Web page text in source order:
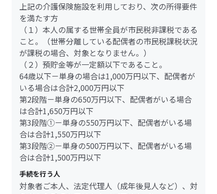
上記の介護保険施設を利用しており、次の所得要件
を満たす方
（１）本人の属する世帯全員が市民税非課税である
こと。（世帯分離している配偶者の市民税課税状況
が課税の場合、対象となりません。）
（２）預貯金等が一定額以下であること。
64歳以下－単身の場合は1,000万円以下、配偶者が
いる場合は合計2,000万円以下
第2段階－単身の650万円以下、配偶者がいる場合
は合計1,650万円以下
第3段階①－単身の550万円以下、配偶者がいる場
合は合計1,550万円以下
第3段階②－単身の500万円以下、配偶者がいる場
合は合計1,500万円以下
手続を行う人
対象者ご本人、法定代理人（成年後見人など）、対